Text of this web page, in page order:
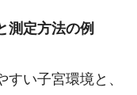
測定方法の例
い子宮環境と、